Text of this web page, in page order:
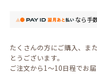
なら手
たくさんの方にご購入、ま
とうございます。
ご注文から1～10日程でお届